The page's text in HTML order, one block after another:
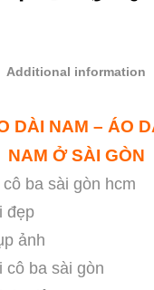
Additional information
DÀI NAM – ÁO
NAM Ở SÀI GÒN
ba sài gòn hcm
đẹp
ảnh
cô ba sài gòn